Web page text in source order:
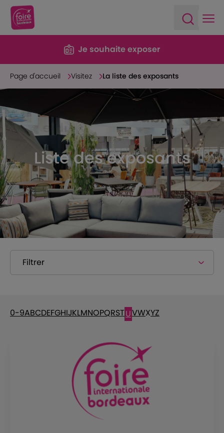
Je souhaite exposer
Page d'accueil Visitez La liste des exposants
Liste des exposants
Filtrer
0-9ABCDEFGHIJKLMNOPQRSTUVWXYZ